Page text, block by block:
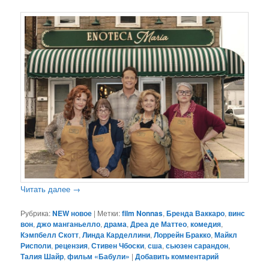
Читать далее →
Рубрика:NEW новое | Метки:film Nonnas,Бренда Ваккаро,винс
вон,джо манганьелло,драма,Дреа де Маттео,комедия,
Кэмпбелл Скотт,Линда Карделлини,Лоррейн Бракко,Майкл
Рисполи,рецензия,Стивен Чбоски,сша,сьюзен сарандон,
Талия Шайр,фильм «Бабули» |Добавить комментарий